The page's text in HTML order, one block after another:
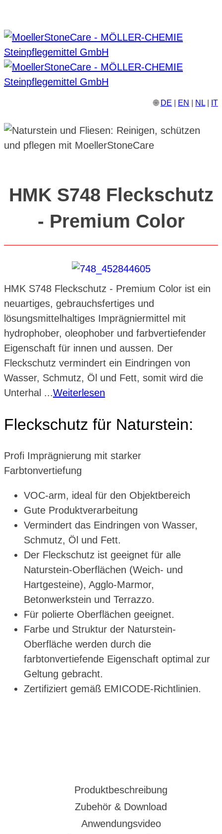
🌐 DE EN NL IT
HMK S748 Fleckschutz
- Premium Color
HMK S748 Fleckschutz - Premium Color ist ein
neuartiges, gebrauchsfertiges und
lösungsmittelhaltiges Imprägniermittel mit
hydrophober, oleophober und farbvertiefender
Eigenschaft für innen und aussen. Der
Fleckschutz vermindert ein Eindringen von
Wasser, Schmutz, Öl und Fett, somit wird die
Unterhal ...Weiterlesen
Fleckschutz für Naturstein:
Profi Imprägnierung mit starker
Farbtonvertiefung
VOC-arm, ideal für den Objektbereich
Gute Produktverarbeitung
Vermindert das Eindringen von Wasser,
Schmutz, Öl und Fett.
Der Fleckschutz ist geeignet für alle
Naturstein-Oberflächen (Weich- und
Hartgesteine), Agglo-Marmor,
Betonwerkstein und Terrazzo.
Für polierte Oberflächen geeignet.
Farbe und Struktur der Naturstein-
Oberfläche werden durch die
farbtonvertiefende Eigenschaft optimal zur
Geltung gebracht.
Zertifiziert gemäß EMICODE-Richtlinien.
Produktbeschreibung
Zubehör & Download
Anwendungsvideo